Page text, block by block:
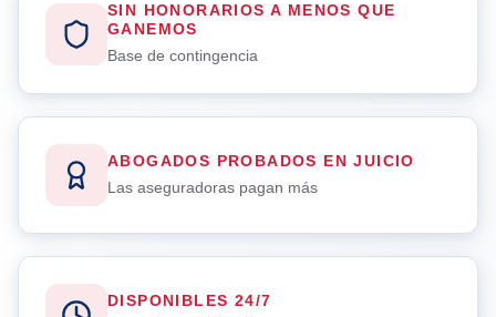
SIN HONORARIOS A MENOS QUE
GANEMOS
Base de contingencia
ABOGADOS PROBADOS EN JUICIO
Las aseguradoras pagan más
DISPONIBLES 24/7